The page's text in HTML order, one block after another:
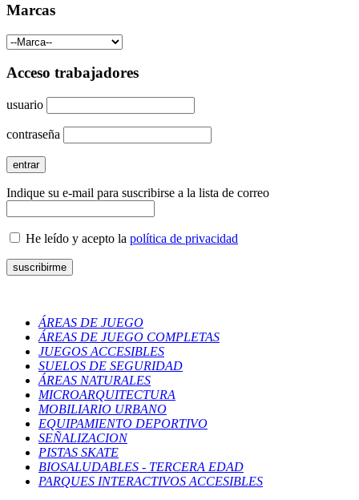
Marcas
Acceso trabajadores
usuario
contraseña
Indique su e-mail para suscribirse a la lista de correo
He leído y acepto la política de privacidad
ÁREAS DE JUEGO
ÁREAS DE JUEGO COMPLETAS
JUEGOS ACCESIBLES
SUELOS DE SEGURIDAD
ÁREAS NATURALES
MICROARQUITECTURA
MOBILIARIO URBANO
EQUIPAMIENTO DEPORTIVO
SEÑALIZACION
PISTAS SKATE
BIOSALUDABLES - TERCERA EDAD
PARQUES INTERACTIVOS ACCESIBLES